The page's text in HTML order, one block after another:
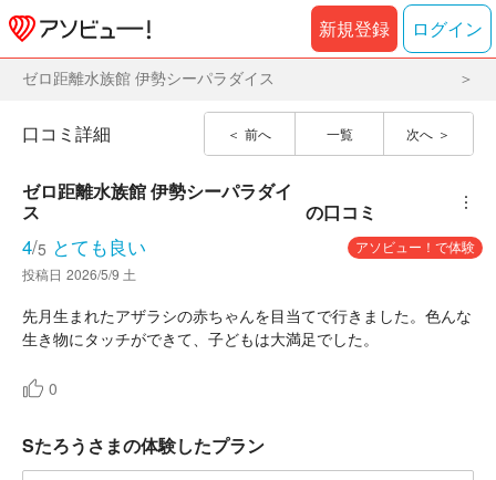
新規登録 ログイン
ゼロ距離水族館 伊勢シーパラダイス
前へ 一覧 次へ
口コミ詳細
ゼロ距離水族館 伊勢シーパラダイ
ス
の口コミ ︙
4/5 とても良い
アソビュー！で体験
投稿日 2026/5/9 土
先月生まれたアザラシの赤ちゃんを目当てで行きました。色んな
生き物にタッチができて、子どもは大満足でした。
0
Sたろうさまの体験したプラン